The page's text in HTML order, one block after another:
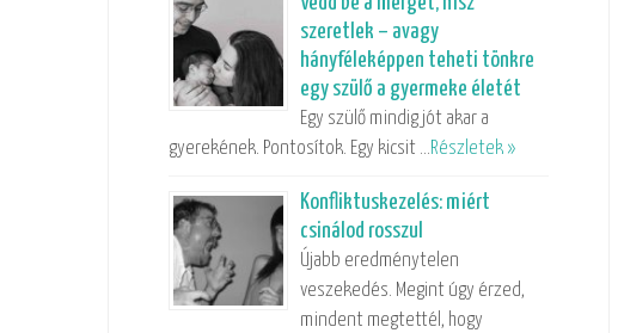
szeretlek – avagy
hányféleképpen teheti tönkre
egy szülő a gyermeke életét
Egy szülő mindig jót akar a
gyerekének. Pontosítok. Egy kicsit …Részletek »
Konfliktuskezelés: miért
csinálod rosszul
Újabb eredménytelen
veszekedés. Megint úgy érzed,
mindent megtettél, hogy